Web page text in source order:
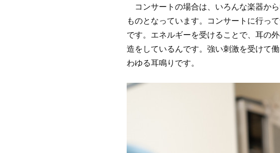
コンサートの場合は、いろんな楽器か
ものとなっています。コンサートに行っ
です。エネルギーを受けることで、耳の
造をしているんです。強い刺激を受けて
わゆる耳鳴りです。